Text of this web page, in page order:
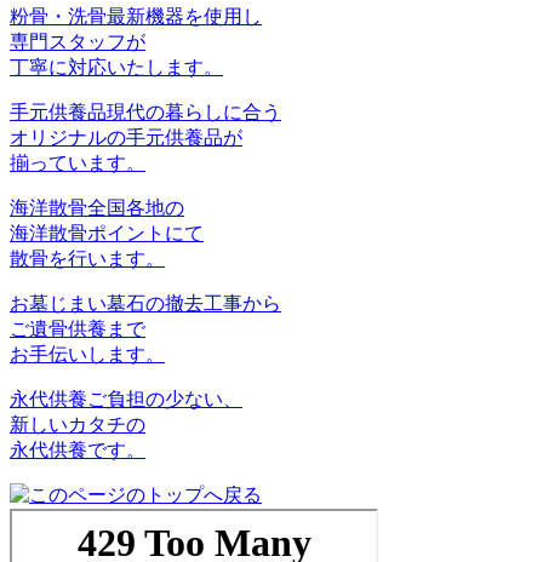
粉骨・洗骨最新機器を使⽤し
専⾨スタッフが
丁寧に対応いたします。
手元供養品現代の暮らしに合う
オリジナルの手元供養品が
揃っています。
海洋散骨全国各地の
海洋散骨ポイントにて
散骨を行います。
お墓じまい墓石の撤去工事から
ご遺骨供養まで
お手伝いします。
永代供養ご負担の少ない、
新しいカタチの
永代供養です。